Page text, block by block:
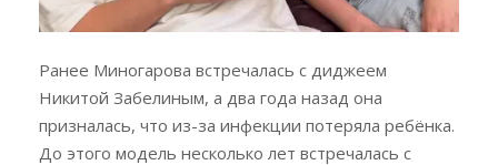
Ранее Миногарова встречалась с диджеем
Никитой Забелиным, а два года назад она
призналась, что из-за инфекции потеряла ребёнка.
До этого модель несколько лет встречалась с